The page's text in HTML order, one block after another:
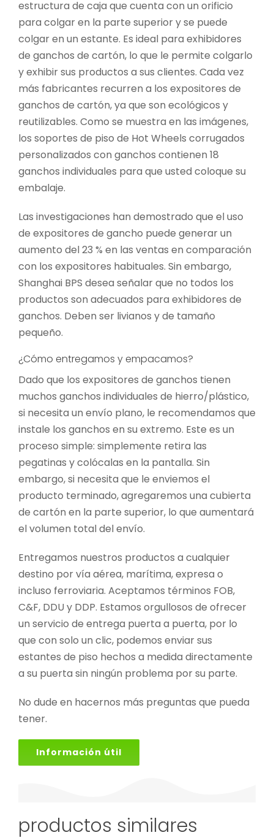
estructura de caja que cuenta con un orificio
para colgar en la parte superior y se puede
colgar en un estante. Es ideal para exhibidores
de ganchos de cartón, lo que le permite colgarlo
y exhibir sus productos a sus clientes. Cada vez
más fabricantes recurren a los expositores de
ganchos de cartón, ya que son ecológicos y
reutilizables. Como se muestra en las imágenes,
los soportes de piso de Hot Wheels corrugados
personalizados con ganchos contienen 18
ganchos individuales para que usted coloque su
embalaje.
Las investigaciones han demostrado que el uso
de expositores de gancho puede generar un
aumento del 23 % en las ventas en comparación
con los expositores habituales. Sin embargo,
Shanghai BPS desea señalar que no todos los
productos son adecuados para exhibidores de
ganchos. Deben ser livianos y de tamaño
pequeño.
¿Cómo entregamos y empacamos?
Dado que los expositores de ganchos tienen
muchos ganchos individuales de hierro/plástico,
si necesita un envío plano, le recomendamos que
instale los ganchos en su extremo. Este es un
proceso simple: simplemente retira las
pegatinas y colócalas en la pantalla. Sin
embargo, si necesita que le enviemos el
producto terminado, agregaremos una cubierta
de cartón en la parte superior, lo que aumentará
el volumen total del envío.
Entregamos nuestros productos a cualquier
destino por vía aérea, marítima, expresa o
incluso ferroviaria. Aceptamos términos FOB,
C&F, DDU y DDP. Estamos orgullosos de ofrecer
un servicio de entrega puerta a puerta, por lo
que con solo un clic, podemos enviar sus
estantes de piso hechos a medida directamente
a su puerta sin ningún problema por su parte.
No dude en hacernos más preguntas que pueda
tener.
Información útil
productos similares